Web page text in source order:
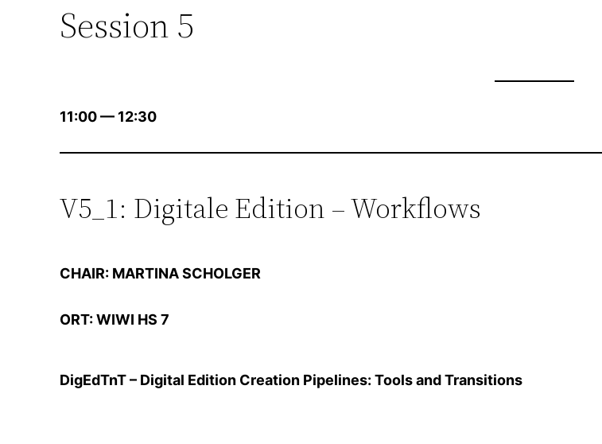
Session 5
11:00 — 12:30
V5_1: Digitale Edition – Workflows
CHAIR: MARTINA SCHOLGER
ORT: WIWI HS 7
DigEdTnT – Digital Edition Creation Pipelines: Tools and Transitions